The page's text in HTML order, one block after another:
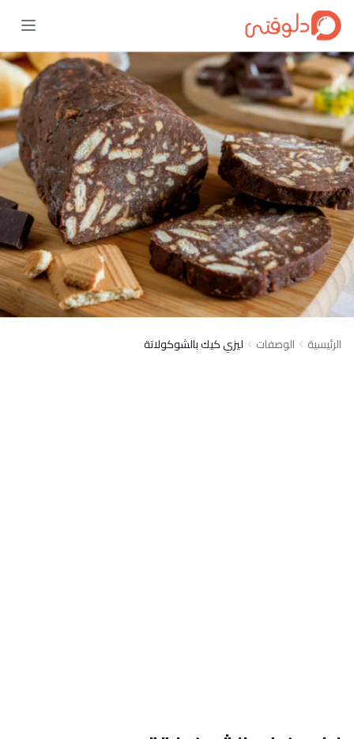
الرئيسية الوصفات ليزي كيك بالشوكولاتة